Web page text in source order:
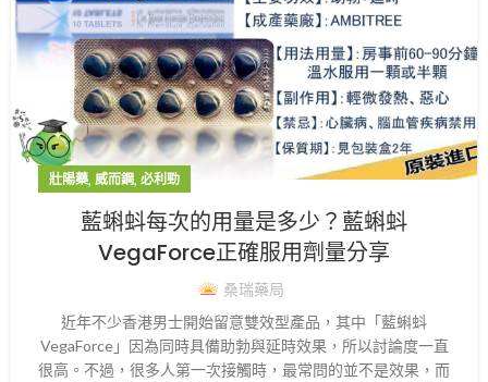
壯陽藥, 威而鋼, 必利勁
藍蝌蚪每次的用量是多少？藍蝌蚪
VegaForce正確服用劑量分享
桑瑞藥局
近年不少香港男士開始留意雙效型產品，其中「藍蝌蚪
VegaForce」因為同時具備助勃與延時效果，所以討論度一直
很高。不過，很多人第一次接觸時，最常問的並不是效果，而